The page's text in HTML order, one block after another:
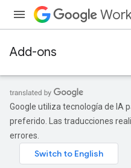
Add-ons
Google utiliza tecnología de IA
preferido. Las traducciones
errores.